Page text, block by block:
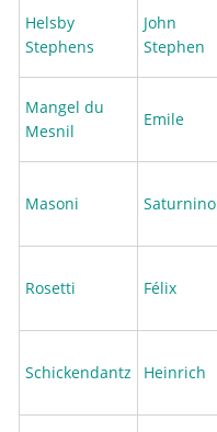
Helsby
Stephens
John
Stephen
Mangel du
Mesnil
Emile
Masoni Saturnino
Rosetti Félix
Schickendantz Heinrich